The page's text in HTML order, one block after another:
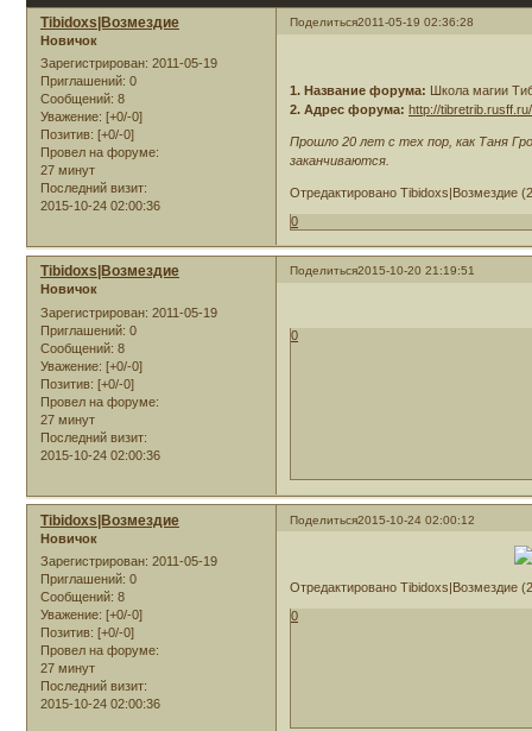
Поделиться2011-05-19 02:36:28
Tibidoxs|Возмездие
Новичок
Зарегистрирован: 2011-05-19
Приглашений: 0
Сообщений: 8
Уважение: [+0/-0]
Позитив: [+0/-0]
Провел на форуме:
27 минут
Последний визит:
2015-10-24 02:00:36
1. Название форума: Школа магии
2. Адрес форума: http://tibretrib.rusff.ru/
Прошло 20 лет с тех пор, как Таня
заканчиваются.
Отредактировано Tibidoxs|Возмездие
0
Поделиться2015-10-20 21:19:51
Tibidoxs|Возмездие
Новичок
Зарегистрирован: 2011-05-19
Приглашений: 0
Сообщений: 8
Уважение: [+0/-0]
Позитив: [+0/-0]
Провел на форуме:
27 минут
Последний визит:
2015-10-24 02:00:36
0
Поделиться2015-10-24 02:00:12
Tibidoxs|Возмездие
Новичок
Зарегистрирован: 2011-05-19
Приглашений: 0
Сообщений: 8
Уважение: [+0/-0]
Позитив: [+0/-0]
Провел на форуме:
27 минут
Последний визит:
2015-10-24 02:00:36
Отредактировано Tibidoxs|Возмездие
0